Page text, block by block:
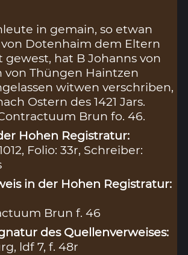
in gemain, so etwan
Dotenhaim dem Eltern
hat B Johanns von
von Thüngen Haintzen
witwen verschriben,
Ostern des 1421 Jars.
Brun fo. 46.
Hohen Registratur:
Folio: 33r, Schreiber:
in der Hohen Registratur:
Brun f. 46
des Quellenverweises:
ldf 7, f. 48r